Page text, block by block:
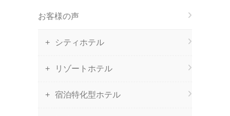
お客様の声
シティホテル
リゾートホテル
宿泊特化型ホテル